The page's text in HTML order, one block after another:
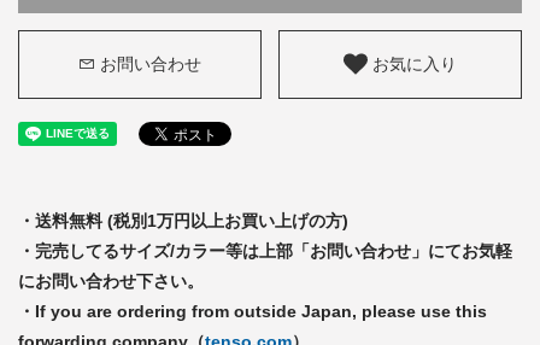
お問い合わせ お気に入り
・送料無料 (税別1万円以上お買い上げの方)
・完売してるサイズ/カラー等は上部「お問い合わせ」にてお気軽
にお問い合わせ下さい。
・If you are ordering from outside Japan, please use this